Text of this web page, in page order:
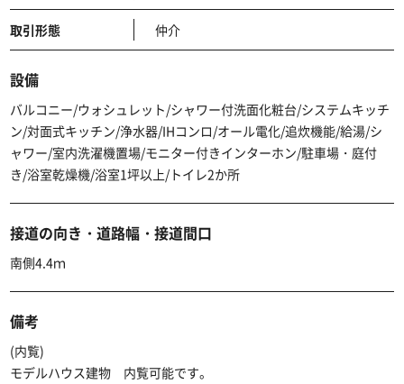
取引形態 仲介
設備
バルコニー/ウォシュレット/シャワー付洗面化粧台/システムキッチ
ン/対面式キッチン/浄水器/IHコンロ/オール電化/追炊機能/給湯/シ
ャワー/室内洗濯機置場/モニター付きインターホン/駐車場・庭付
き/浴室乾燥機/浴室1坪以上/トイレ2か所
接道の向き・道路幅・接道間口
南側4.4ｍ
備考
(内覧)
モデルハウス建物 内覧可能です。